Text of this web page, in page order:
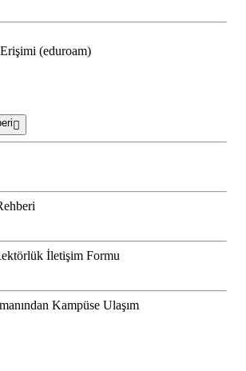
(eduroam)
İletişim Formu
Kampüse Ulaşım